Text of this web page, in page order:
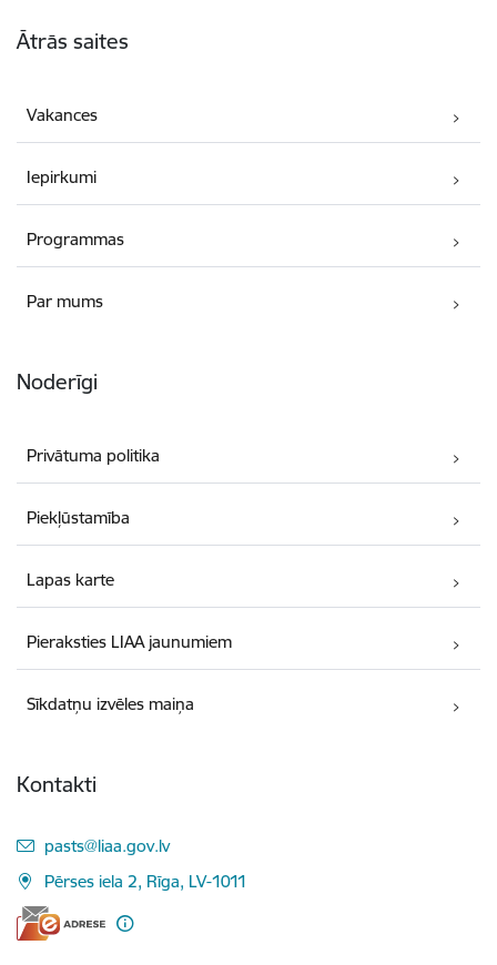
Ātrās saites
Vakances
Iepirkumi
Programmas
Par mums
Noderīgi
Privātuma politika
Piekļūstamība
Lapas karte
Pieraksties LIAA jaunumiem
Sīkdatņu izvēles maiņa
Kontakti
E-pasts:
pasts@liaa.gov.lv
Pērses iela 2, Rīga, LV-1011